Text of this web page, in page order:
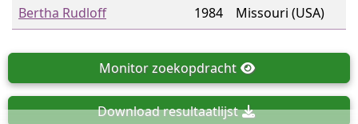
Bertha Rudloff 1984 Missouri (USA)
Monitorzoekopdracht
Downloadresultaatlijst